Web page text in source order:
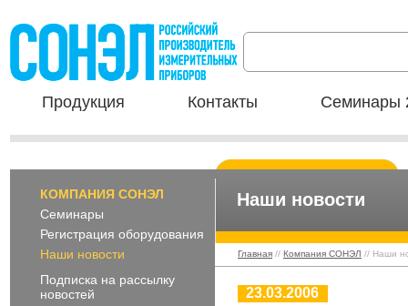
Продукция Контакты Семинары
КОМПАНИЯ СОНЭЛ
Семинары
Регистрация оборудования
Наши новости
Подписка на рассылку
новостей
Наши новости
Главная // Компания СОНЭЛ // Наши
23.03.2006